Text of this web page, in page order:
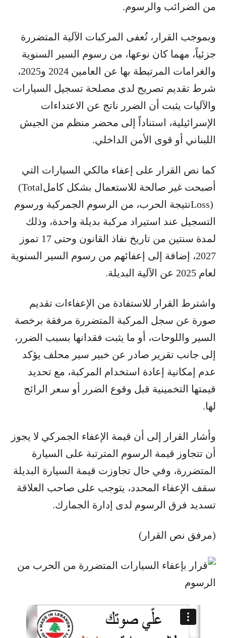
من الضرائب والرسوم.
وبموجب القرار، تُعفى المركبات الآلية المتضررة
جزئياً، مهما كان نوعها، من رسوم السير السنوية
والغرامات المرتبطة بها عن العامين 2024 و2025،
شرط تقديم تصريح لدى مصلحة تسجيل السيارات
والآليات يثبت أن الضرر ناتج عن الاعتداءات
الإسرائيلية، استناداً إلى محضر منظم من الجيش
اللبناني أو قوى الأمن الداخلي.
كما نص القرار على إعفاء مالكي السيارات التي
أصبحت غير صالحة للاستعمال بشكل كامل(Total
Loss)نتيجة الحرب، من الرسوم الجمركية ورسوم
التسجيل عند استيراد مركبة بديلة واحدة، وذلك
لمدة سنتين من تاريخ نفاذ القانون وحتى 17 تموز
2027، إضافة إلى إعفائهم من رسوم السير السنوية
لعام 2025 عن الآلية البديلة
.
واشترط القرار للاستفادة من الإعفاءات تقديم
صورة عن سجل المركبة المتضررة مرفقة برخصة
السير واللوحات، أو ما يثبت فقدانها بسبب الضرر،
إلى جانب تقرير صادر عن خبير سير محلف يؤكد
عدم إمكانية إعادة استخدام المركبة، مع تحديد
قيمتها التخمينية قبل وقوع الضرر أو سعر الرائج
لها.
وأشار القرار إلى أن قيمة الإعفاء الجمركي لا يجوز
أن تتجاوز قيمة الرسوم المترتبة على السيارة
المتضررة، وفي حال تجاوزت قيمة السيارة البديلة
سقف الإعفاء المحدد، يتوجب على صاحب العلاقة
تسديد فرق الرسوم لدى إدارة الجمارك.
(مرفق نص القرار)